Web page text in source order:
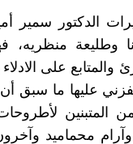
الدكتور سمير
وطليعة منظريه،
على
عليها ما سبق أن
المتبنين
محماميد